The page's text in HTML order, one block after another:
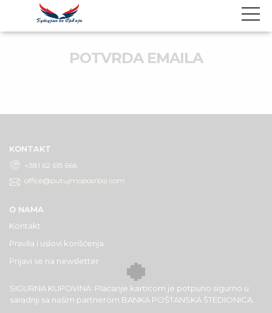
POTVRDA EMAILA
KONTAKT
+381 62 615 666
office@putujmoposrbiji.com
O NAMA
Kontakt
Pravila i uslovi korišćenja
Prijavi se na newsletter
SIGURNA KUPOVINA: Plaćanje karticom je potpuno sigurno u
saradnji sa našim partnerom BANKA POŠTANSKA ŠTEDIONICA.